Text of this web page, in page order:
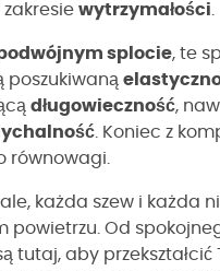
wytrzymałości
splocie, te
poszukiwaną
długowieczność,
. Koniec z
równowagi.
każda szew i każda
powietrzu. Od
tutaj, aby